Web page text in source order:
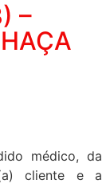
–
médico, da
cliente e a